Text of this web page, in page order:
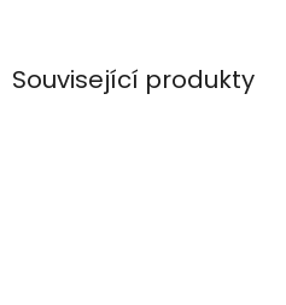
Související produkty